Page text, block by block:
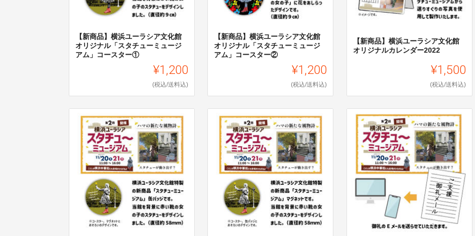
【新商品】横浜ユーラシア文化館
オリジナル「スタチューミュージ
アム」コースター①
¥1,200
(税込/送料込)
【新商品】横浜ユーラシア文化館
オリジナル「スタチューミュージ
アム」コースター②
¥1,200
(税込/送料込)
【新商品】横浜ユーラシア文化館
オリジナルカレンダー2022
¥1,500
(税込/送料込)